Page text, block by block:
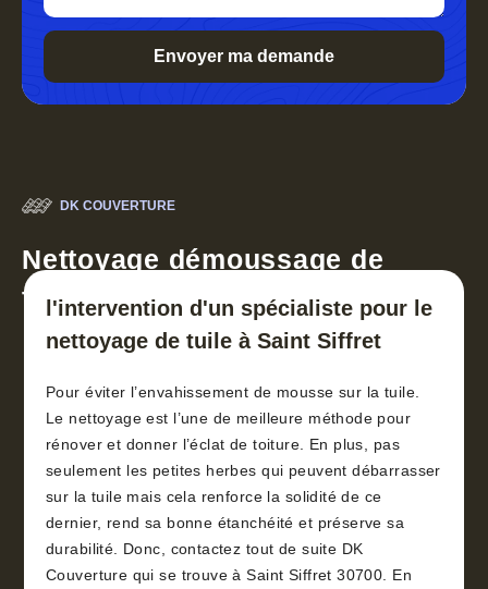
DK COUVERTURE
Nettoyage démoussage de
toiture 30
l'intervention d'un spécialiste pour le
nettoyage de tuile à Saint Siffret
Pour éviter l’envahissement de mousse sur la tuile.
Le nettoyage est l’une de meilleure méthode pour
rénover et donner l’éclat de toiture. En plus, pas
seulement les petites herbes qui peuvent débarrasser
sur la tuile mais cela renforce la solidité de ce
dernier, rend sa bonne étanchéité et préserve sa
durabilité. Donc, contactez tout de suite DK
Couverture qui se trouve à Saint Siffret 30700. En